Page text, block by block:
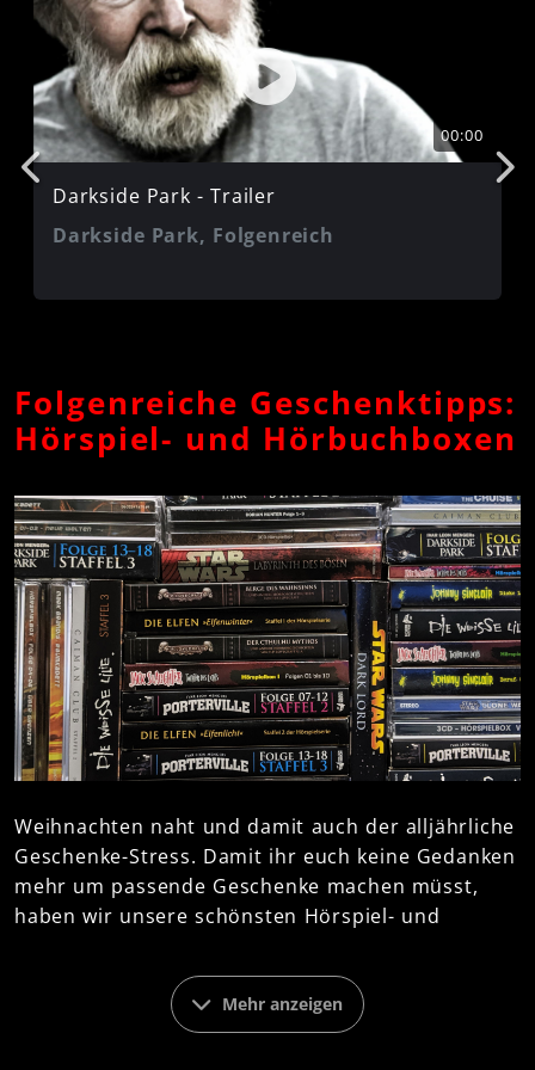
Facebook:
http://www.facebook.com/folgenreich
Instagram:
http://www.instagram.com/folgenreich
Twitter:http://twitter.com/folgenreich
Google+:
https://plus.google.com/111711548062072709121
YouTube:
00:00
Darkside Park - Trailer
Darkside Park, Folgenreich
Folgenreiche Geschenktipps:
Hörspiel- und Hörbuchboxen
Weihnachten naht und damit auch der alljährliche
Geschenke-Stress. Damit ihr euch keine Gedanken
mehr um passende Geschenke machen müsst,
haben wir unsere schönsten Hörspiel- und
Geschenktipps zusammengestellt. Mystery,
Horror, Science-Fiction, Fantasy und Krimi - da ist
für jeden Geschmack etwas dabei. Oder auch für
Mehr anzeigen